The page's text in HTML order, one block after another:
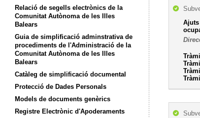
Relació de segells electrònics de la
Comunitat Autònoma de les Illes
Balears
Guia de simplificació adminstrativa de
procediments de l'Administració de la
Comunitat Autònoma de les Illes
Balears
Catàleg de simplificació documental
Protecció de Dades Personals
Models de documents genèrics
Registre Electrònic d'Apoderaments